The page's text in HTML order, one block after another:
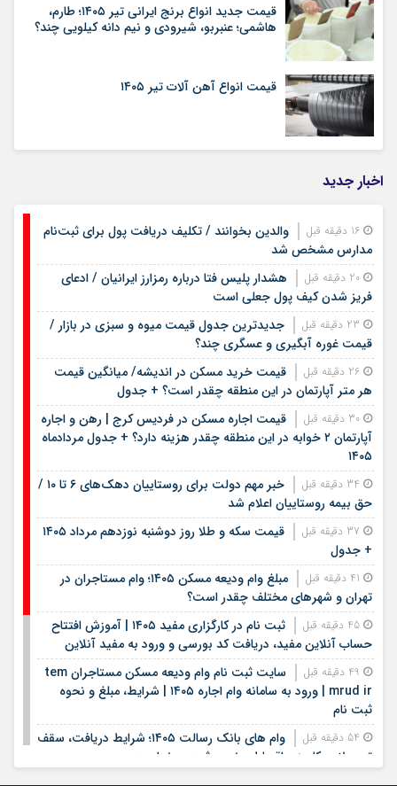
قیمت جدید انواع برنج ایرانی تیر ۱۴۰۵؛ طارم،
هاشمی؛ عنبربو، شیرودی و نیم دانه کیلویی چند؟
قیمت انواع آهن آلات تیر ۱۴۰۵
اخبار جدید
والدین بخوانند / تکلیف دریافت پول برای ثبت‌نام
مدارس مشخص شد
هشدار پلیس فتا درباره رمزارز ایرانیان / ادعای
فریز شدن کیف پول جعلی است
جدیدترین جدول قیمت میوه و سبزی در بازار /
قیمت غوره آبگیری و عسگری چند؟
قیمت خرید مسکن در اندیشه/ میانگین قیمت
هر متر آپارتمان در این منطقه چقدر است؟ + جدول
قیمت اجاره مسکن در فردیس کرج | رهن و اجاره
آپارتمان ۲ خوابه در این منطقه چقدر هزینه دارد؟ + جدول مردادماه
۱۴۰۵
خبر مهم دولت برای روستاییان دهک‌های ۶ تا ۱۰ /
حق بیمه روستاییان اعلام شد
قیمت سکه و طلا روز دوشنبه نوزدهم مرداد ۱۴۰۵
+ جدول
مبلغ وام ودیعه مسکن ۱۴۰۵؛ وام مستاجران در
تهران و شهرهای مختلف چقدر است؟
ثبت نام در کارگزاری مفید ۱۴۰۵ | آموزش افتتاح
حساب آنلاین مفید، دریافت کد بورسی و ورود به مفید آنلاین
سایت ثبت نام وام ودیعه مسکن مستاجران tem
mrud ir | ورود به سامانه وام اجاره ۱۴۰۵ | شرایط، مبلغ و نحوه
ثبت نام
وام های بانک رسالت ۱۴۰۵؛ شرایط دریافت، سقف
تسهیلات، کارمزد، اقساط و نحوه ثبت درخواست